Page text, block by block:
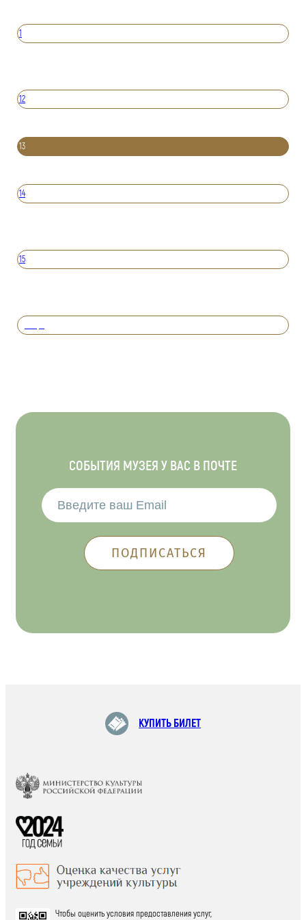
1
12
13
14
15
СОБЫТИЯ МУЗЕЯ У ВАС В ПОЧТЕ
КУПИТЬ БИЛЕТ
Чтобы оценить условия предоставления услуг,